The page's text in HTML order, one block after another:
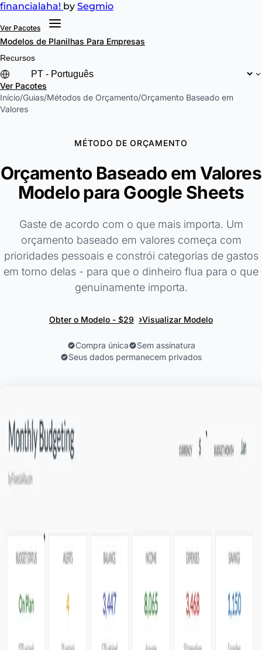
financialaha! by Segmio
Ver Pacotes
Modelos de Planilhas Para Empresas
Recursos
Ver Pacotes
Início/Guias/Métodos de Orçamento/Orçamento Baseado em
Valores
MÉTODO DE ORÇAMENTO
Orçamento Baseado em Valores
Modelo para Google Sheets
Gaste de acordo com o que mais importa. Um
orçamento baseado em valores começa com
prioridades pessoais e constrói categorias de gastos
em torno delas - para que o dinheiro flua para o que
genuinamente importa.
Obter o Modelo - $29 ›Visualizar Modelo
Compra única
Sem assinatura
Seus dados permanecem privados